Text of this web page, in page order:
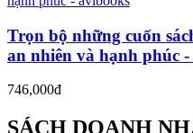
Trọn bộ những cuốn
an nhiên và hạnh phúc
746,000đ
SÁCH DOANH